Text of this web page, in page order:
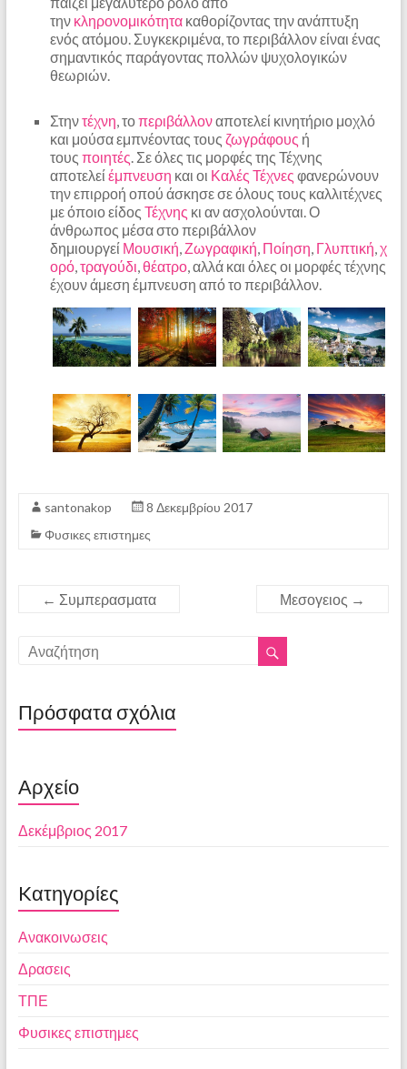
την κληρονομικότητακαθορίζοντας την ανάπτυξη
ενός ατόμου. Συγκεκριμένα, το περιβάλλον είναι ένας
σημαντικός παράγοντας πολλών ψυχολογικών
θεωριών.
Στηντέχνη, τοπεριβάλλοναποτελεί κινητήριο μοχλό
και μούσα εμπνέοντας τους ζωγράφους ή
τους ποιητές. Σε όλες τις μορφές της Τέχνης
αποτελείέμπνευση και οι Καλές Τέχνες φανερώνουν
την επιρροή οπού άσκησε σε όλους τους καλλιτέχνες
με όποιο είδος Τέχνης κι αν ασχολούνται. Ο
άνθρωπος μέσα στο περιβάλλον
δημιουργεί Μουσική,Ζωγραφική, Ποίηση, Γλυπτική,χ
ορό,τραγούδι,θέατρο, αλλά και όλες οι μορφές τέχνης
έχουν άμεση έμπνευση από το περιβάλλον.
santonakop
8 Δεκεμβρίου 2017
Φυσικες επιστημες
← Συμπερασματα Μεσογειος →
Πρόσφατα σχόλια
Αρχείο
Δεκέμβριος 2017
Kατηγορίες
Ανακοινωσεις
Δρασεις
ΤΠΕ
Φυσικες επιστημες